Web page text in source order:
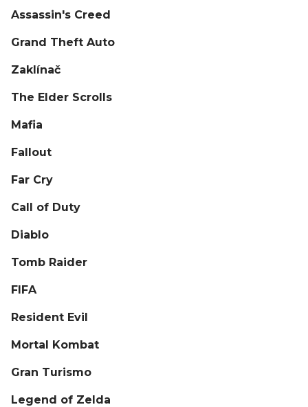
Assassin's Creed
Grand Theft Auto
Zaklínač
The Elder Scrolls
Mafia
Fallout
Far Cry
Call of Duty
Diablo
Tomb Raider
FIFA
Resident Evil
Mortal Kombat
Gran Turismo
Legend of Zelda